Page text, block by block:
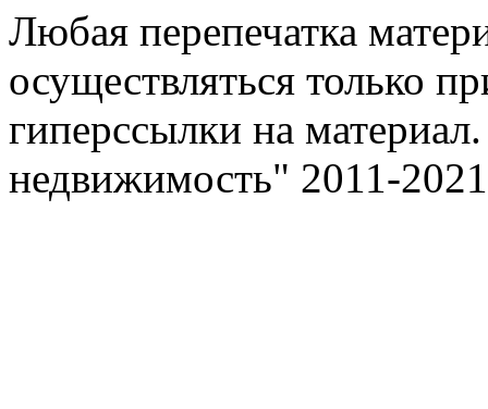
Любая перепечатка
осуществляться только
гиперссылки на
недвижимость" 2011-